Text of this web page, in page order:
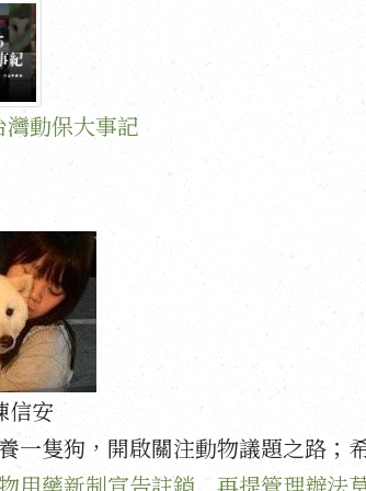
灣動保大事記
信安
一隻狗，開啟關注動物議題之路；